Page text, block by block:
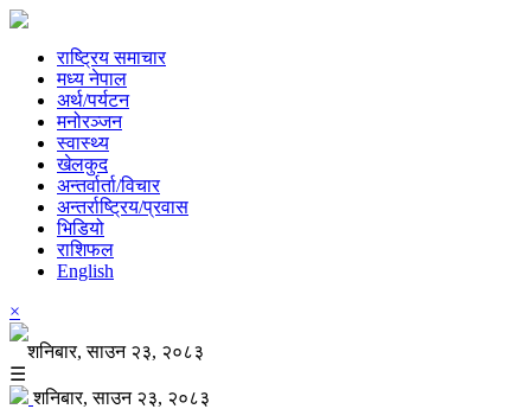
राष्ट्रिय समाचार
मध्य नेपाल
अर्थ/पर्यटन
मनोरञ्जन
स्वास्थ्य
खेलकुद
अन्तर्वार्ता/विचार
अन्तर्राष्ट्रिय/प्रवास
भिडियो
राशिफल
English
×
शनिबार, साउन २३, २०८३
☰
शनिबार, साउन २३, २०८३